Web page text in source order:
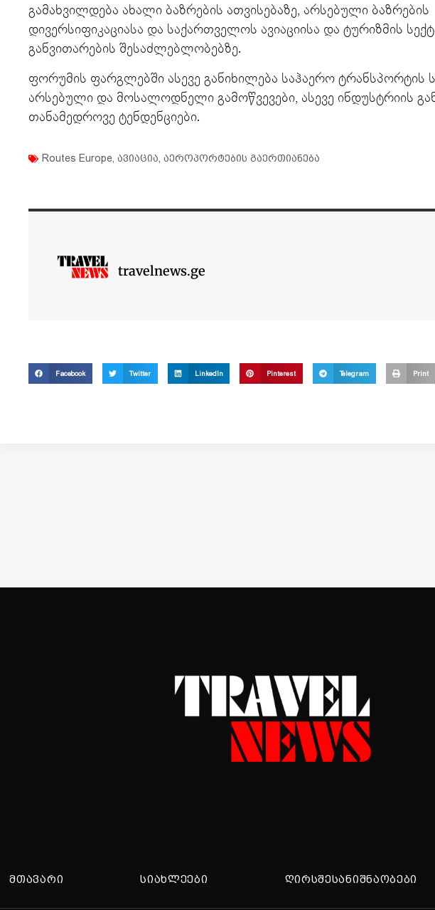
გამახვილდება ახალი ბაზრების ათვისებაზე, არსებული ბაზრების
დივერსიფიკაციასა და საქართველოს ავიაციისა და ტურიზმის
განვითარების შესაძლებლობებზე.
ფორუმის ფარგლებში ასევე განიხილება საჰაერო ტრანსპორტის
არსებული და მოსალოდნელი გამოწვევები, ასევე ინდუსტრიის
თანამედროვე ტენდენციები.
Routes Europe, ავიაცია, აეროპორტების გაერთიანება
travelnews.ge
Facebook Twitter LinkedIn Pinterest Telegram Print
ᲛᲗᲐᲕᲐᲠᲘ ᲡᲘᲐᲮᲚᲔᲔᲑᲘ ᲦᲘᲠᲡᲨᲔᲡᲐᲜᲘᲨᲜᲐᲝᲑᲔᲑᲘ